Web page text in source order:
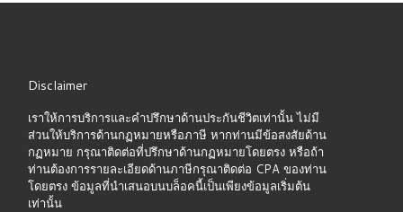
Disclaimer
เราให้การบริการและคำปรึกษาด้านประกันชีวิตเท่านั้น ไม่มี
ส่วนให้บริการด้านกฏหมายหรือภาษี หากท่านมีข้อสงสัยด้าน
กฏหมาย กรุณาติดต่อที่ปรึกษาด้านกฏหมายโดยตรง หรือถ้า
ท่านต้องการรายละเอียดด้านภาษีกรุณาติดต่อ CPA ของท่าน
โดยตรง ข้อมูลที่นำเสนอบนบล็อคนี้เป็นเพียงข้อมูลเริ่มต้น
เท่านั้น